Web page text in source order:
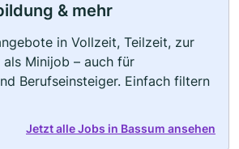
& mehr
in Vollzeit, Teilzeit, zur
Minijob – auch für
Berufseinsteiger. Einfach filtern
Jetzt alle Jobs in Bassum ansehen